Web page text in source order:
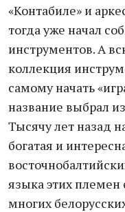
«Контабиле» и
тогда уже начал
инструментов. А
коллекция
самому начать
название выбрал
Тысячу лет назад
богатая и
языка этих племен
многих